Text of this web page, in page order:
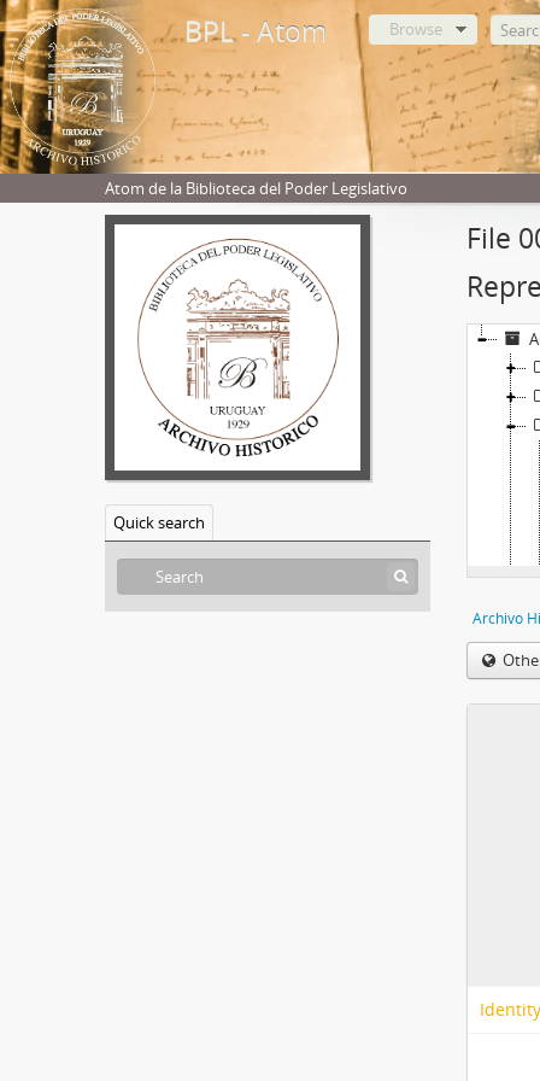
BPL - Atom Browse
Atom de la Biblioteca del Poder Legislativo
Quick search
File